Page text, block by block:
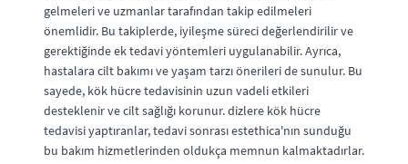
gelmeleri ve uzmanlar tarafından takip edilmeleri
önemlidir. Bu takiplerde, iyileşme süreci değerlendirilir ve
gerektiğinde ek tedavi yöntemleri uygulanabilir. Ayrıca,
hastalara cilt bakımı ve yaşam tarzı önerileri de sunulur. Bu
sayede, kök hücre tedavisinin uzun vadeli etkileri
desteklenir ve cilt sağlığı korunur. dizlere kök hücre
tedavisi yaptıranlar, tedavi sonrası estethica'nın sunduğu
bu bakım hizmetlerinden oldukça memnun kalmaktadırlar.